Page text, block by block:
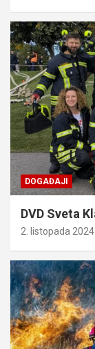
DOGAĐAJI
DVD Sveta
2. listopada 2024.